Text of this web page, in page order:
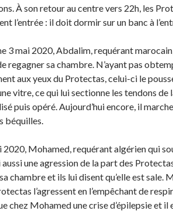
À son retour au centre vers 22h, les
l’entrée : il doit dormir sur un banc à
3 mai 2020, Abdalim, requérant
regagner sa chambre. N’ayant pas
aux yeux du Protectas, celui-ci le
vitre, ce qui lui sectionne les tendons de
puis opéré. Aujourd’hui encore, il
béquilles.
2020, Mohamed, requérant algérien qui
une agression de la part des
chambre et ils lui disent qu’elle est sale.
l’agressent en l’empêchant de
chez Mohamed une crise d’épilepsie et il